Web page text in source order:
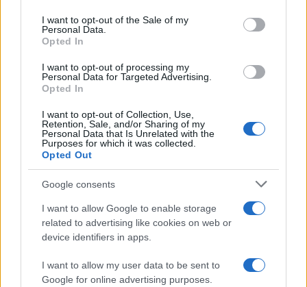
I want to opt-out of the Sale of my
Personal Data.
Opted In
I want to opt-out of processing my
Personal Data for Targeted Advertising.
Opted In
I want to opt-out of Collection, Use,
Retention, Sale, and/or Sharing of my
Personal Data that Is Unrelated with the
Purposes for which it was collected.
Opted Out
Google consents
I want to allow Google to enable storage
related to advertising like cookies on web or
device identifiers in apps.
I want to allow my user data to be sent to
Google for online advertising purposes.
#Ajatolah Hamnei